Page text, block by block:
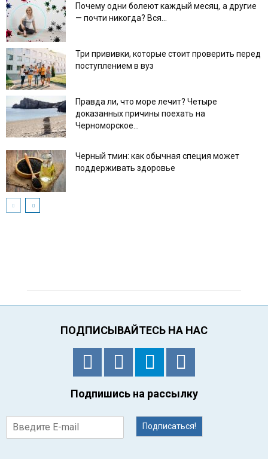
Почему одни болеют каждый месяц, а другие
— почти никогда? Вся...
Три прививки, которые стоит проверить перед
поступлением в вуз
Правда ли, что море лечит? Четыре
доказанных причины поехать на
Черноморское...
Черный тмин: как обычная специя может
поддерживать здоровье
ПОДПИСЫВАЙТЕСЬ НА НАС
Подпишись на рассылку
Подписаться!